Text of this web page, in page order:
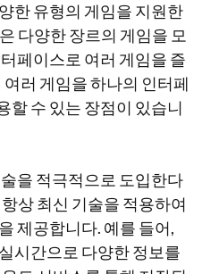
한 유형의 게임을 지원한
다양한 장르의 게임을 모
페이스로 여러 게임을 즐
러 게임을 하나의 인터페
할 수 있는 장점이 있습니
을 적극적으로 도입한다
상 최신 기술을 적용하여
제공합니다. 예를 들어,
시간으로 다양한 정보를